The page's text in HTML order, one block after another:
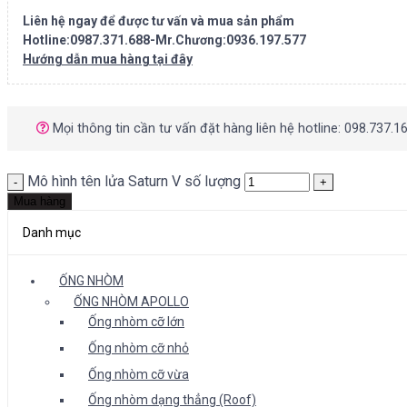
Liên hệ ngay để được tư vấn và mua sản phẩm
Hotline:0987.371.688-Mr.Chương:0936.197.577
Hướng dẫn mua hàng tại đây
Mọi thông tin cần tư vấn đặt hàng liên hệ hotline:
Mô hình tên lửa Saturn V số lượng
Mua hàng
Danh mục
ỐNG NHÒM
ỐNG NHÒM APOLLO
Ống nhòm cỡ lớn
Ống nhòm cỡ nhỏ
Ống nhòm cỡ vừa
Ống nhòm dạng thẳng (Roof)